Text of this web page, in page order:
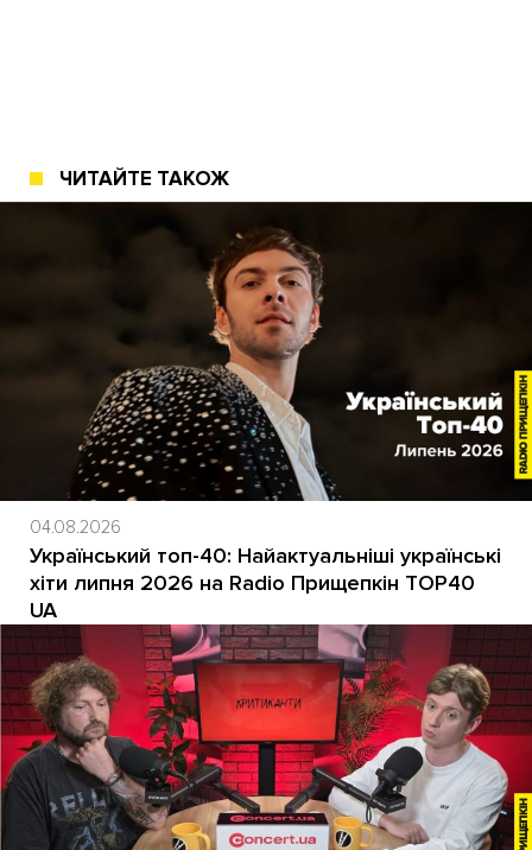
ЧИТАЙТЕ ТАКОЖ
04.08.2026
Український топ-40: Найактуальніші українські
хіти липня 2026 на Radio Прищепкін TOP40
UA